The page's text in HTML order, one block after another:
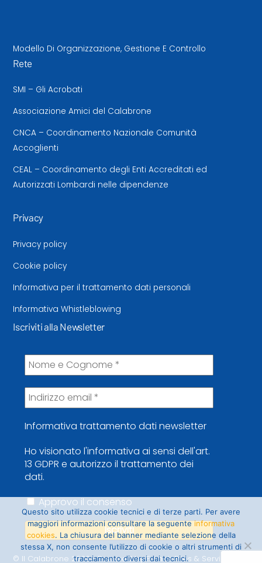
Modello Di Organizzazione, Gestione E Controllo
Rete
SMI – Gli Acrobati
Associazione Amici del Calabrone
CNCA – Coordinamento Nazionale Comunità
Accoglienti
CEAL – Coordinamento degli Enti Accreditati ed
Autorizzati Lombardi nelle dipendenze
Privacy
Privacy policy
Cookie policy
Informativa per il trattamento dati personali
Informativa Whistleblowing
Iscriviti alla Newsletter
Informativa trattamento dati newsletter
Ho visionato l'informativa ai sensi dell'art.
13 GDPR e autorizzo il trattamento dei
dati.
Approvo il consenso
© Il Calabrone 2022 • Powered by French Fries & Service
Questo sito utilizza cookie tecnici e di terze parti. Per avere
maggiori informazioni consultare la seguenteinformativa
cookies. La chiusura del banner mediante selezione della
stessa X, non consente l’utilizzo di cookie o altri strumenti di
tracciamento diversi dai tecnici.